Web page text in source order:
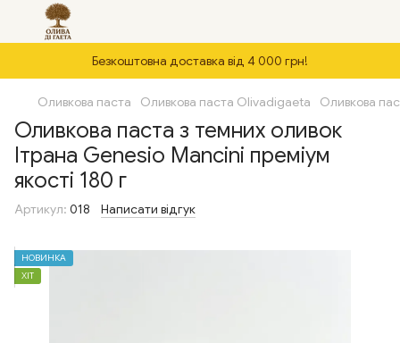
Безкоштовна доставка від 4 000 грн!
Оливкова паста Оливкова паста Olivadigaeta Оливкова
Оливкова паста з темних оливок
Ітрана Genesio Mancini преміум
якості 180 г
Артикул: 018 Написати відгук
НОВИНКА
ХІТ